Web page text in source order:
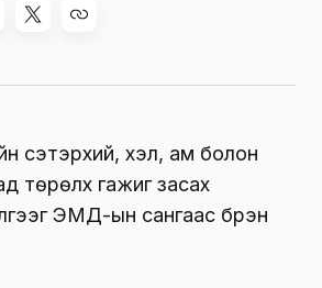
сэтэрхий, хэл, ам болон
төрөлх гажиг засах
ЭМД-ын сангаас бүрэн